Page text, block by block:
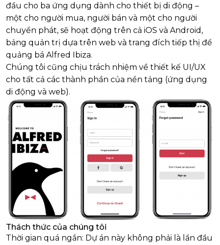
đầu cho ba ứng dụng dành cho thiết bị di động –
một cho người mua, người bán và một cho người
chuyển phát, sẽ hoạt động trên cả iOS và Android,
bảng quản trị dựa trên web và trang đích tiếp thị để
quảng bá Alfred Ibiza.
Chúng tôi cũng chịu trách nhiệm về thiết kế UI/UX
cho tất cả các thành phần của nền tảng (ứng dụng
di động và web).
Thách thức của chúng tôi
Thời gian quá ngắn: Dự án này không phải là lần đầu